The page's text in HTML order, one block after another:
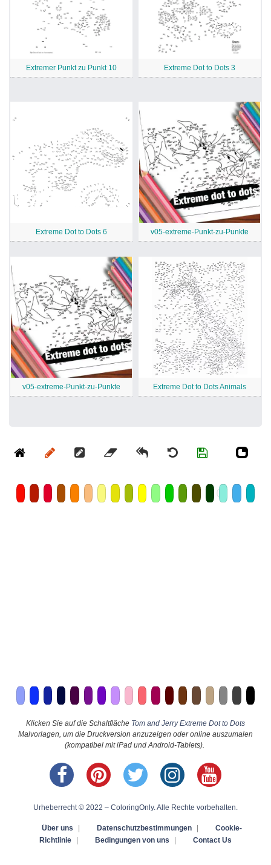
Extremer Punkt zu Punkt 10 Extreme Dot to Dots 3
Extreme Dot to Dots 6 v05-extreme-Punkt-zu-Punkte
v05-extreme-Punkt-zu-Punkte Extreme Dot to Dots Animals
Klicken Sie auf die Schaltfläche Tom and Jerry Extreme Dot to Dots
Malvorlagen, um die Druckversion anzuzeigen oder online auszumalen
(kompatibel mit iPad und Android-Tablets).
Urheberrecht © 2022 – ColoringOnly. Alle Rechte vorbehalten.
Über uns | Datenschutzbestimmungen |
Cookie-
Richtlinie
| Bedingungen von uns | Contact Us